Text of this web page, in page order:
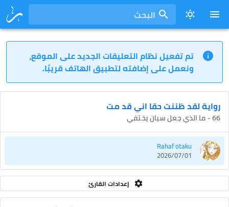
البحث
تم تفعيل نظام التعليقات الجديد على الموقع،
ونعمل على إضافته لتطبيق الهاتف قريبًا.
رواية لقد ظننت حقا اني قد مت
66 - ما الذي جعل سيان يختفي
Rahaf otaku
2026/07/01
إعدادات القارئ